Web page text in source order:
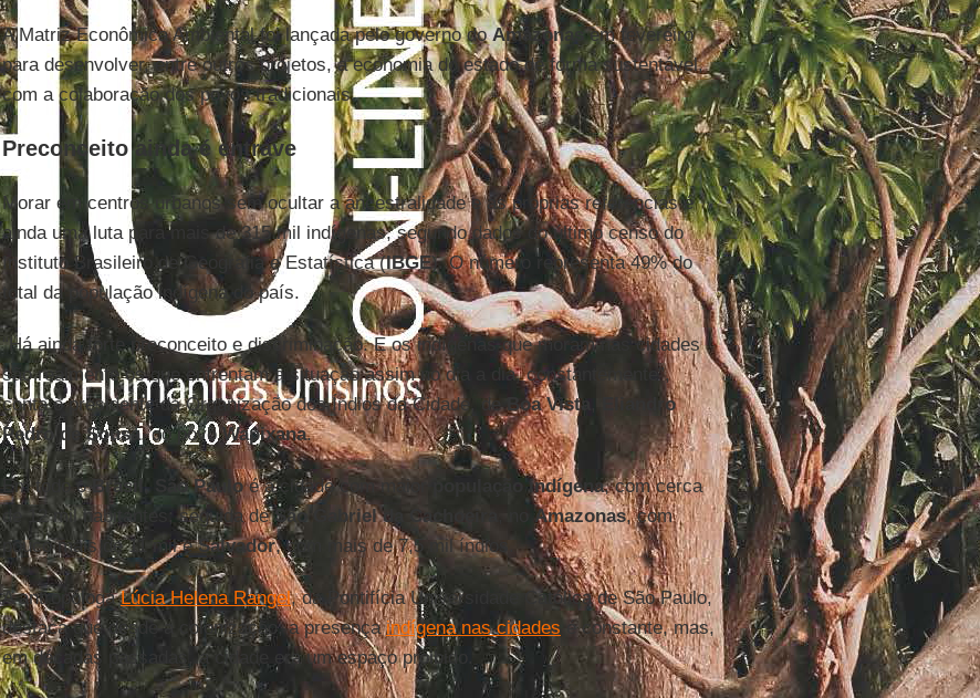
A Matriz Econômica Ambiental foi lançada pelo governo doAmazonas em fevereiro
para desenvolver, entre outros projetos, a economia do estado de forma sustentável,
com a colaboração dos povos tradicionais.
Preconceito ainda é entrave
Morar em centros urbanos sem ocultar a ancestralidade e as próprias referências é
ainda uma luta para mais de 315 mil indígenas, segundo dados do último censo do
Instituto Brasileiro de Geografia e Estatística (IBGE). O número representa 49% do
total da população indígena do país.
“Há ainda forte preconceito e discriminação. E os indígenas que moram nas cidades
são realmente os que enfrentam a situação assim no dia a dia, constantemente”,
conta o presidente da Organização dos Índios da Cidade, deBoa Vista
Eliandro
Pedro de Sousa, do povoWapixana.
Em todo oBrasil , São Pauloé a cidade com maior população indígena, com cerca
de 12 mil habitantes; seguida deSão Gabriel da Cachoeira Amazonas, com
pouco mais de 11 mil eSalvador, com mais de 7,5 mil índios.
A antropólogaLúcia Helena Rangel, da Pontifícia Universidade Católica de São Paulo,
destaca que desde a colonização, a presençaindígena nas cidades é constante, mas,
em décadas passadas, a cidade era um espaço proibido.